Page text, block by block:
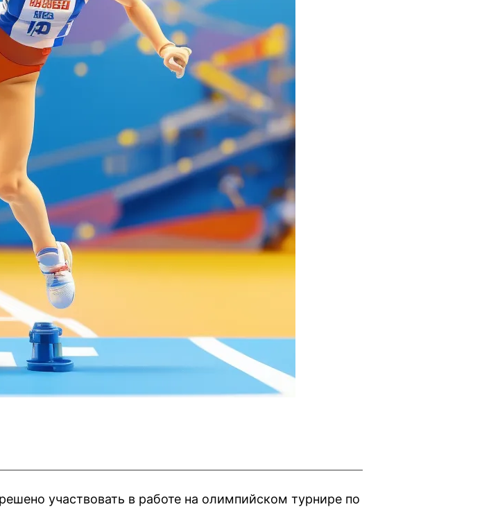
участвовать в работе на олимпийском турнире по